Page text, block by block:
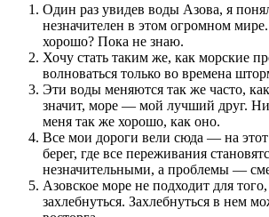
Один раз увидев воды Азова, я
незначителен в этом огромном
хорошо? Пока не знаю.
Хочу стать таким же, как морские
волноваться только во времена
Эти воды меняются так же часто,
значит, море — мой лучший друг.
меня так же хорошо, как оно.
Все мои дороги вели сюда — на
берег, где все переживания
незначительными, а проблемы —
Азовское море не подходит для
захлебнуться. Захлебнуться в нем